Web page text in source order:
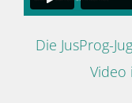
Die JusProg-
Video